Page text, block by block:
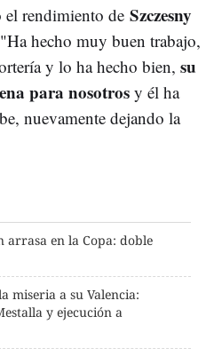
el rendimiento de Szczesny
hecho muy buen trabajo,
y lo ha hecho bien, su
para nosotros y él ha
nuevamente dejando la
arrasa en la Copa: doble
miseria a su Valencia:
y ejecución a